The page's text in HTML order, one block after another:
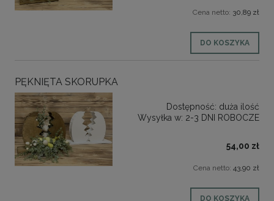
Cena netto: 30,89 zł
DO KOSZYKA
PĘKNIĘTA SKORUPKA
Dostępność: duża ilość
Wysyłka w: 2-3 DNI ROBOCZE
54,00 zł
Cena netto: 43,90 zł
DO KOSZYKA